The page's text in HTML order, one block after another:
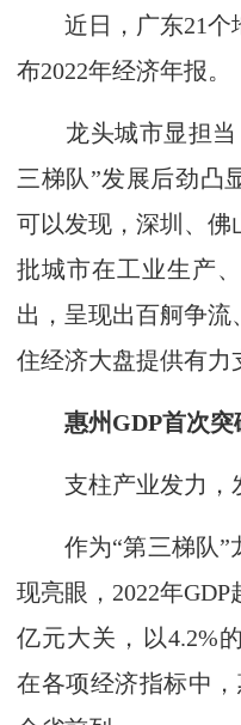
近日，广东21个
布2022年经济年报。
龙头城市显担当
三梯队”发展后劲
可以发现，深圳、佛
批城市在工业生产
出，呈现出百舸争流
住经济大盘提供有力
惠州GDP首次突
支柱产业发力，
作为“第三梯队”
现亮眼，2022年
亿元大关，以4.2%
在各项经济指标中